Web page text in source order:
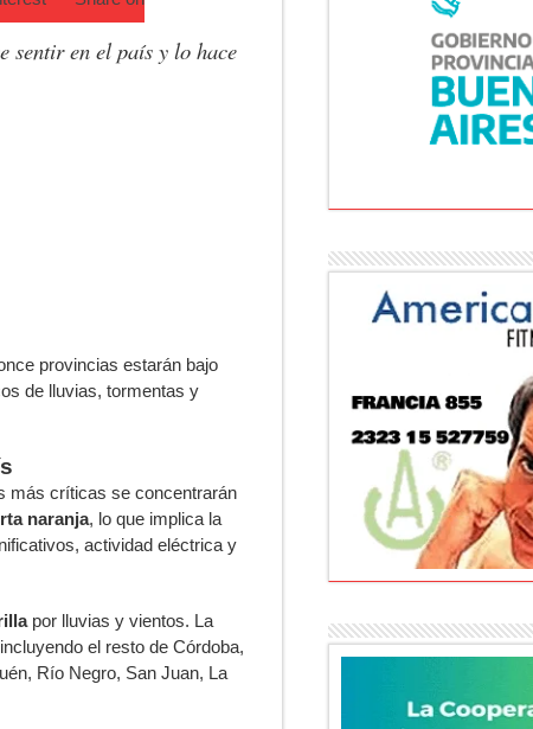
sentir en el país y lo hace
provincias estarán bajo
de lluvias, tormentas y
más críticas se concentrarán
naranja, lo que implica la
actividad eléctrica y
por lluvias y vientos. La
el resto de Córdoba,
Río Negro, San Juan, La